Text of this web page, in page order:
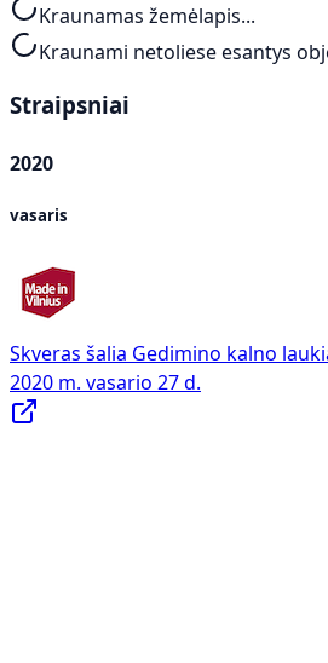
Kraunamas žemėlapis...
Kraunami netoliese esantys
Straipsniai
2020
vasaris
Skveras šalia Gedimino kalno
2020 m. vasario 27 d.